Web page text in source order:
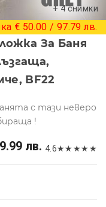
+ 4 снимки
€ 50.00 / 97.79 лв.
За Баня
BF22
с тази неверо
!
лв. 4.6★★ ★★ ★